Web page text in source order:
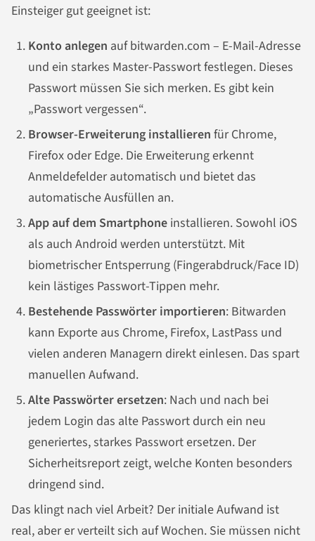
Einsteiger gut geeignet ist:
Konto anlegen auf bitwarden.com – E-Mail-Adresse
und ein starkes Master-Passwort festlegen. Dieses
Passwort müssen Sie sich merken. Es gibt kein
„Passwort vergessen“.
Browser-Erweiterung installieren für Chrome,
Firefox oder Edge. Die Erweiterung erkennt
Anmeldefelder automatisch und bietet das
automatische Ausfüllen an.
App auf dem Smartphone installieren. Sowohl iOS
als auch Android werden unterstützt. Mit
biometrischer Entsperrung (Fingerabdruck/Face ID)
kein lästiges Passwort-Tippen mehr.
Bestehende Passwörter importieren: Bitwarden
kann Exporte aus Chrome, Firefox, LastPass und
vielen anderen Managern direkt einlesen. Das spart
manuellen Aufwand.
Alte Passwörter ersetzen: Nach und nach bei
jedem Login das alte Passwort durch ein neu
generiertes, starkes Passwort ersetzen. Der
Sicherheitsreport zeigt, welche Konten besonders
dringend sind.
Das klingt nach viel Arbeit? Der initiale Aufwand ist
real, aber er verteilt sich auf Wochen. Sie müssen nicht